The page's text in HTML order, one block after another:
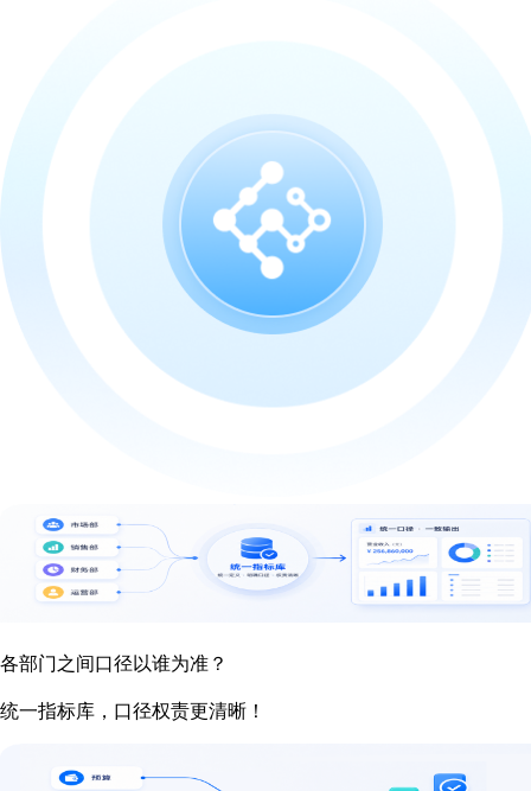
各部门之间口径以谁为准？
统一指标库，口径权责更清晰！